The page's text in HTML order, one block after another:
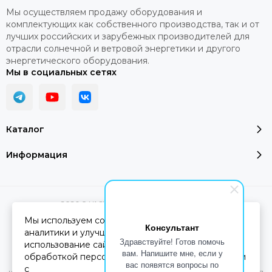
Консультант
Здравствуйте! Готов помочь
вам. Напишите мне, если у
вас появятся вопросы по
Каталог
Информация
Мы осуществляем продажу оборудования и
комплектующих как собственного производства, так и от
лучших российских и зарубежных производителей для
отрасли солнечной и ветровой энергетики и другого
энергетического оборудования.
Мы в социальных сетях
2026 © YASHEL Technologies.
Вся представленная на сайте информация, касающаяся
характеристик, стоимости товаров и услуг, носит
Мы используем cookie-файлы для работы сайта,
аналитики и улучшения сервиса. Продолжая
использование сайта, вы соглашаетесь с
обработкой персональных данных в соответствии
с